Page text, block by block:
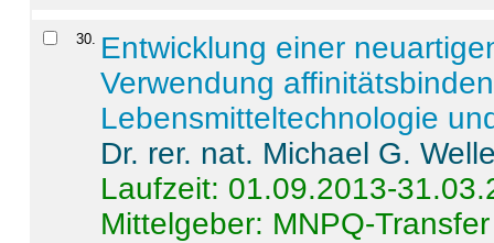
30. Entwicklung einer
Verwendung
Lebensmitteltechnologie
Dr. rer. nat. Michael G.
Laufzeit: 01.09.2013-
Mittelgeber: MNPQ-Transfer